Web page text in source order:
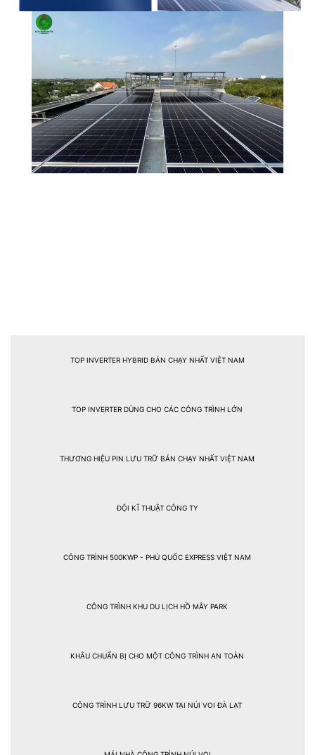
TOP INVERTER HYBRID BÁN CHẠY NHẤT VIỆT NAM
TOP INVERTER DÙNG CHO CÁC CÔNG TRÌNH LỚN
THƯƠNG HIỆU PIN LƯU TRỮ BÁN CHẠY NHẤT VIỆT NAM
ĐỘI KĨ THUẬT CÔNG TY
CÔNG TRÌNH 500KWP - PHÚ QUỐC EXPRESS VIỆT NAM
CÔNG TRÌNH KHU DU LỊCH HỒ MÂY PARK
KHÂU CHUẨN BỊ CHO MỘT CÔNG TRÌNH AN TOÀN
CÔNG TRÌNH LƯU TRỮ 96KW TẠI NÚI VOI ĐÀ LẠT